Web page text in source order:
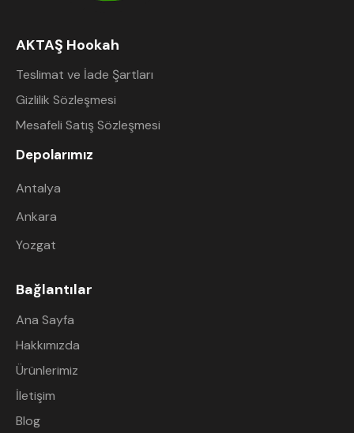
AKTAŞ Hookah
Teslimat ve İade Şartları
Gizlilik Sözleşmesi
Mesafeli Satış Sözleşmesi
Depolarımız
Antalya
Ankara
Yozgat
Bağlantılar
Ana Sayfa
Hakkımızda
Ürünlerimiz
İletişim
Blog